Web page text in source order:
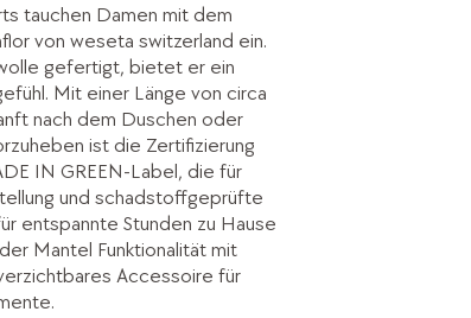
tauchen Damen mit dem
von weseta switzerland ein.
gefertigt, bietet er ein
Mit einer Länge von circa
nach dem Duschen oder
ist die Zertifizierung
IN GREEN-Label, die für
und schadstoffgeprüfte
entspannte Stunden zu Hause
Mantel Funktionalität mit
Accessoire für